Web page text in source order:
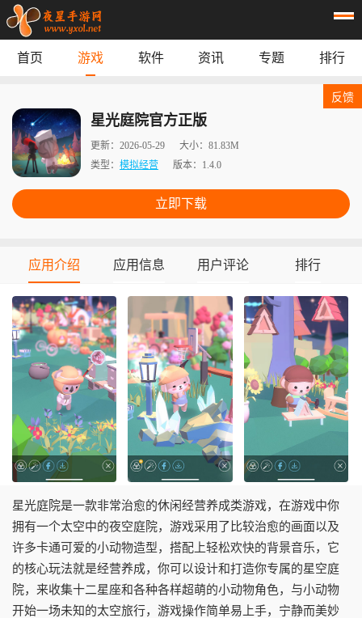
专题 榜单
首页 游戏 软件 资讯 专题 排行
星光庭院官方正版
更新： 2026-05-29 大小： 81.83M
类型： 模拟经营 版本： 1.4.0
立即下载
反馈
应用介绍 应用信息 用户评论 排行
星光庭院是一款非常治愈的休闲经营养成类游戏，在游戏中你
拥有一个太空中的夜空庭院，游戏采用了比较治愈的画面以及
许多卡通可爱的小动物造型，搭配上轻松欢快的背景音乐，它
的核心玩法就是经营养成，你可以设计和打造你专属的星空庭
院，来收集十二星座和各种各样超萌的小动物角色，与小动物
开始一场未知的太空旅行，游戏操作简单易上手，宁静而美妙